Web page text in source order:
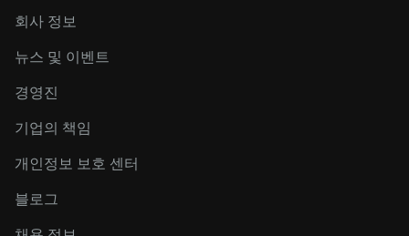
회사 정보
뉴스 및 이벤트
경영진
기업의 책임
개인정보 보호 센터
블로그